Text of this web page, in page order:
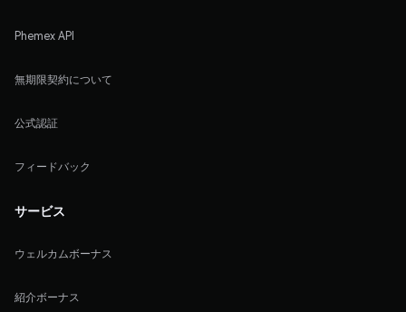
Phemex API
無期限契約について
公式認証
フィードバック
サービス
ウェルカムボーナス
紹介ボーナス